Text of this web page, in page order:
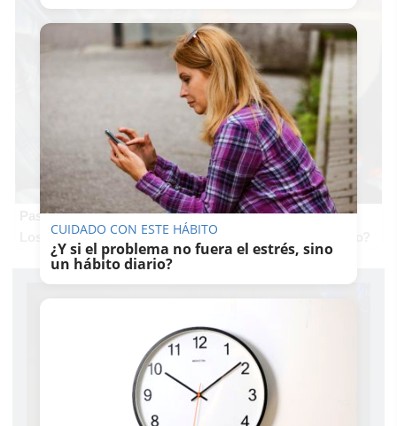
Pasaportes que abren puertas
Los pasaportes más poderosos del mundo, ¿está el tuyo?
CUIDADO CON ESTE HÁBITO
¿Y si el problema no fuera el estrés, sino
un hábito diario?